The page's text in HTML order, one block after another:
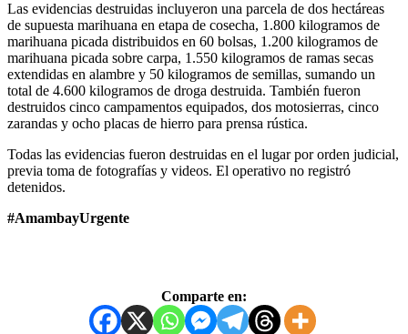
Las evidencias destruidas incluyeron una parcela de dos hectáreas
de supuesta marihuana en etapa de cosecha, 1.800 kilogramos de
marihuana picada distribuidos en 60 bolsas, 1.200 kilogramos de
marihuana picada sobre carpa, 1.550 kilogramos de ramas secas
extendidas en alambre y 50 kilogramos de semillas, sumando un
total de 4.600 kilogramos de droga destruida. También fueron
destruidos cinco campamentos equipados, dos motosierras, cinco
zarandas y ocho placas de hierro para prensa rústica.
Todas las evidencias fueron destruidas en el lugar por orden judicial,
previa toma de fotografías y videos. El operativo no registró
detenidos.
#AmambayUrgente
Comparte en: